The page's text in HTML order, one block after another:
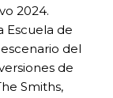
2024.
Escuela de
del
de
Smiths,